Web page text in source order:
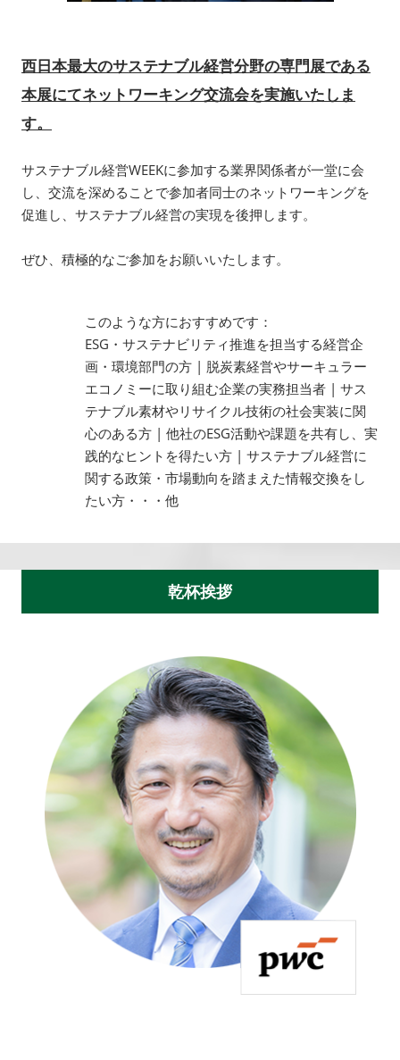
西日本最大のサステナブル経営分野の専門展である
本展にてネットワーキング交流会を実施いたしま
す。
サステナブル経営WEEKに参加する業界関係者が一堂に会
し、交流を深めることで参加者同士のネットワーキングを
促進し、サステナブル経営の実現を後押します。
ぜひ、積極的なご参加をお願いいたします。
このような方におすすめです：
ESG・サステナビリティ推進を担当する経営企
画・環境部門の方 | 脱炭素経営やサーキュラー
エコノミーに取り組む企業の実務担当者 | サス
テナブル素材やリサイクル技術の社会実装に関
心のある方 | 他社のESG活動や課題を共有し、実
践的なヒントを得たい方 | サステナブル経営に
関する政策・市場動向を踏まえた情報交換をし
たい方・・・他
乾杯挨拶